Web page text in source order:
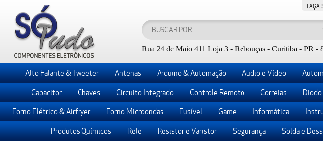
FAÇA
Rua 24 de Maio 411 Loja 3 - Rebouças - Curitiba - PR -
Alto Falante & Tweeter Antenas Arduino & Automação Audio e Vídeo
Capacitor Chaves Circuito Integrado Controle Remoto Correias Diodo
Forno Elétrico & Airfryer Forno Microondas Fusível Game Informática
Produtos Químicos Rele Resistor e Varistor Segurança Solda e